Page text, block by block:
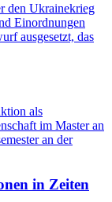
den Ukrainekrieg
Einordnungen
ausgesetzt, das
als
im Master an
an der
in Zeiten